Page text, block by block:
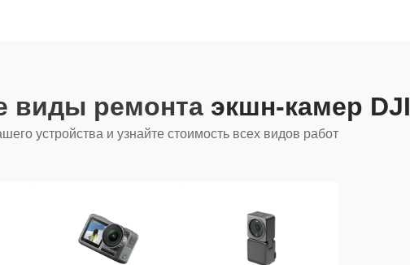
виды ремонта экшн-камер DJI
устройства и узнайте стоимость всех видов работ